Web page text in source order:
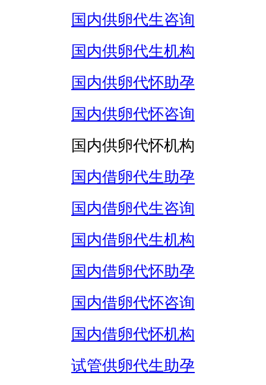
国内供卵代生咨询
国内供卵代生机构
国内供卵代怀助孕
国内供卵代怀咨询
国内供卵代怀机构
国内借卵代生助孕
国内借卵代生咨询
国内借卵代生机构
国内借卵代怀助孕
国内借卵代怀咨询
国内借卵代怀机构
试管供卵代生助孕